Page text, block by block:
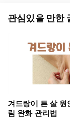
관심있을 만한
겨드랑이 튼 살 원
림 완화 관리법